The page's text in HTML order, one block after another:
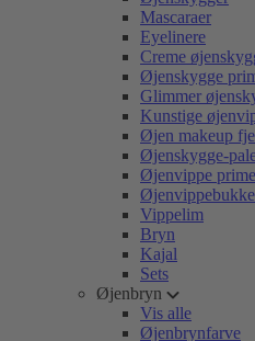
Mascaraer
Eyelinere
Creme
Øjenskygge
Glimmer
Kunstige
Øjen makeup
Øjenskygge-
Øjenvippe
Vippelim
Bryn
Kajal
Sets
Øjenbryn
Vis alle
Øjenbrynfarve